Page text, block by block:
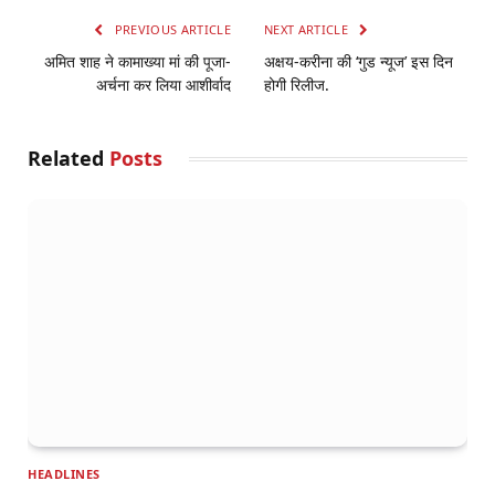
PREVIOUS ARTICLE
अमित शाह ने कामाख्या मां की पूजा-
अर्चना कर लिया आशीर्वाद
NEXT ARTICLE
अक्षय-करीना की ‘गुड न्यूज’ इस दिन
होगी रिलीज.
Related Posts
HEADLINES